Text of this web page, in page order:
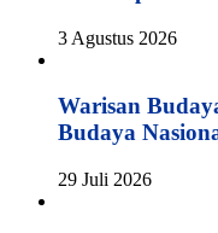
3 Agustus 2026
Warisan
Budaya
29 Juli 2026